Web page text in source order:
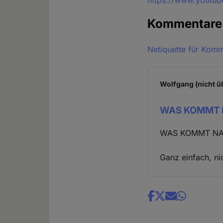
Kommentare
Netiquette für
Wolfgang (nicht
WAS KOMMT
WAS KOMMT
Ganz einfach,
Share